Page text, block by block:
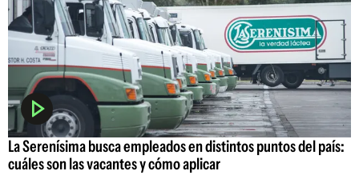
La Serenísima busca empleados en distintos puntos del país:
cuáles son las vacantes y cómo aplicar